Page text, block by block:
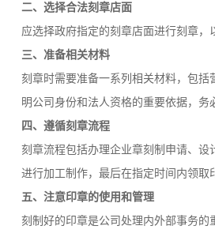
二、选择合法刻章店面
应选择政府指定的刻章店面进行刻章，
三、准备相关材料
刻章时需要准备一系列相关材料，包
明公司身份和法人资格的重要依据，务
四、遵循刻章流程
刻章流程包括办理企业章刻制申请、
进行加工制作，最后在指定时间内领取
五、注意印章的使用和管理
刻制好的印章是公司处理内外部事务的